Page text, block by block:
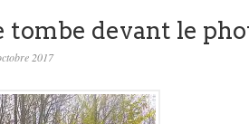
tombe devant le
2017